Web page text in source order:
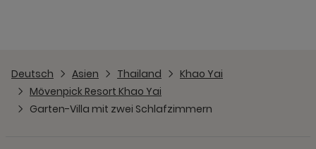
Deutsch Asien Thailand
Khao Yai
Mövenpick Resort Khao Yai
Garten-Villa mit zwei Schlafzimmern